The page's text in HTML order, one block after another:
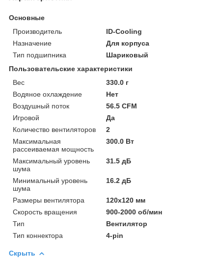
Основные
Производитель
ID-Cooling
Назначение
Для корпуса
Тип подшипника
Шариковый
Пользовательские характеристики
Вес
330.0 г
Водяное охлаждение
Нет
Воздушный поток
56.5 CFM
Игровой
Да
Количество вентиляторов
2
Максимальная
рассеиваемая мощность
300.0 Вт
Максимальный уровень
шума
31.5 дБ
Минимальный уровень
шума
16.2 дБ
Размеры вентилятора
120x120 мм
Скорость вращения
900-2000 об/мин
Тип
Вентилятор
Тип коннектора
4-pin
Скрыть